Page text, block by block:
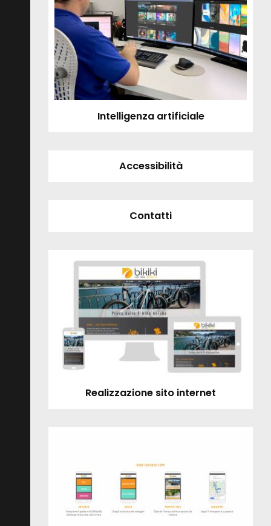
Intelligenza artificiale
Accessibilità
Contatti
Realizzazione sito internet